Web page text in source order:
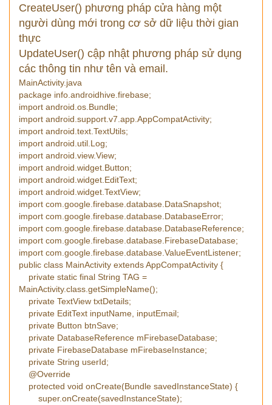
CreateUser() phương pháp cửa hàng một
người dùng mới trong cơ sở dữ liệu thời gian
thực
UpdateUser() cập nhật phương pháp sử dụng
các thông tin như tên và email.
MainActivity.java
package info.androidhive.firebase;
import android.os.Bundle;
import android.support.v7.app.AppCompatActivity;
import android.text.TextUtils;
import android.util.Log;
import android.view.View;
import android.widget.Button;
import android.widget.EditText;
import android.widget.TextView;
import com.google.firebase.database.DataSnapshot;
import com.google.firebase.database.DatabaseError;
import com.google.firebase.database.DatabaseReference;
import com.google.firebase.database.FirebaseDatabase;
import com.google.firebase.database.ValueEventListener;
public class MainActivity extends AppCompatActivity {
private static final String TAG =
MainActivity.class.getSimpleName();
private TextView txtDetails;
private EditText inputName, inputEmail;
private Button btnSave;
private DatabaseReference mFirebaseDatabase;
private FirebaseDatabase mFirebaseInstance;
private String userId;
@Override
protected void onCreate(Bundle savedInstanceState) {
super.onCreate(savedInstanceState);